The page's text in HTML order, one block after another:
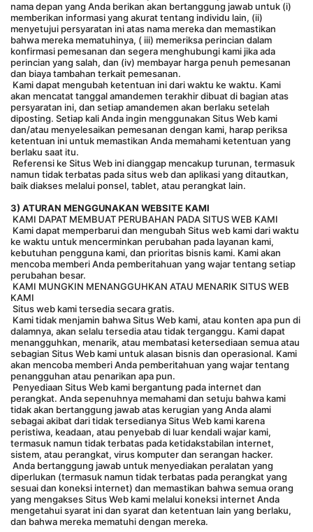
nama depan yang Anda berikan akan bertanggung jawab untuk (i)
memberikan informasi yang akurat tentang individu lain, (ii)
menyetujui persyaratan ini atas nama mereka dan memastikan
bahwa mereka mematuhinya, ( iii) memeriksa perincian dalam
konfirmasi pemesanan dan segera menghubungi kami jika ada
perincian yang salah, dan (iv) membayar harga penuh pemesanan
dan biaya tambahan terkait pemesanan.
akan mencatat tanggal amandemen terakhir dibuat di bagian atas
persyaratan ini, dan setiap amandemen akan berlaku setelah
diposting. Setiap kali Anda ingin menggunakan Situs Web kami
dan/atau menyelesaikan pemesanan dengan kami, harap periksa
ketentuan ini untuk memastikan Anda memahami ketentuan yang
berlaku saat itu.
namun tidak terbatas pada situs web dan aplikasi yang ditautkan,
baik diakses melalui ponsel, tablet, atau perangkat lain.
3) ATURAN MENGGUNAKAN WEBSITE KAMI
KAMI DAPAT MEMBUAT PERUBAHAN PADA SITUS WEB KAMI
ke waktu untuk mencerminkan perubahan pada layanan kami,
kebutuhan pengguna kami, dan prioritas bisnis kami. Kami akan
mencoba memberi Anda pemberitahuan yang wajar tentang setiap
perubahan besar.
KAMI
Situs web kami tersedia secara gratis.
dalamnya, akan selalu tersedia atau tidak terganggu. Kami dapat
menangguhkan, menarik, atau membatasi ketersediaan semua atau
sebagian Situs Web kami untuk alasan bisnis dan operasional. Kami
akan mencoba memberi Anda pemberitahuan yang wajar tentang
penangguhan atau penarikan apa pun.
perangkat. Anda sepenuhnya memahami dan setuju bahwa kami
tidak akan bertanggung jawab atas kerugian yang Anda alami
sebagai akibat dari tidak tersedianya Situs Web kami karena
peristiwa, keadaan, atau penyebab di luar kendali wajar kami,
termasuk namun tidak terbatas pada ketidakstabilan internet,
sistem, atau perangkat, virus komputer dan serangan hacker.
diperlukan (termasuk namun tidak terbatas pada perangkat yang
sesuai dan koneksi internet) dan memastikan bahwa semua orang
yang mengakses Situs Web kami melalui koneksi internet Anda
mengetahui syarat ini dan syarat dan ketentuan lain yang berlaku,
dan bahwa mereka mematuhi dengan mereka.